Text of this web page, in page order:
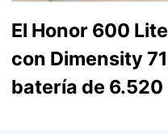
El Honor 600
con Dimensity
batería de 6.520